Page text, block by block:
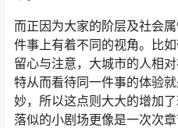
而正因为大家的阶层及社会
件事上有着不同的视角。比
留心与注意，大城市的人相
特从而看待同一件事的体验
妙，所以这点则大大的增加
落似的小剧场更像是一次次